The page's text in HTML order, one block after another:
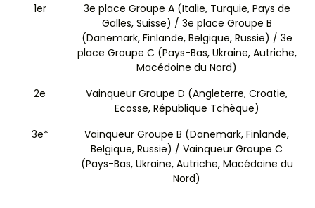
1er
3e place Groupe A (Italie, Turquie, Pays de
Galles, Suisse) / 3e place Groupe B
(Danemark, Finlande, Belgique, Russie) / 3e
place Groupe C (Pays-Bas, Ukraine, Autriche,
Macédoine du Nord)
2e
Vainqueur Groupe D (Angleterre, Croatie,
Ecosse, République Tchèque)
3e*
Vainqueur Groupe B (Danemark, Finlande,
Belgique, Russie) / Vainqueur Groupe C
(Pays-Bas, Ukraine, Autriche, Macédoine du
Nord)